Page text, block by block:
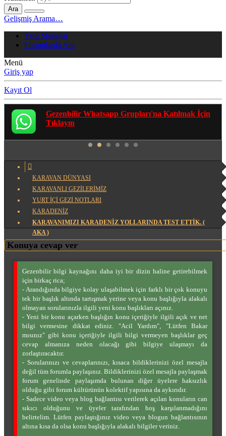
Ara
Gelişmiş Arama…
Yeni Mesajlar
Forumlarda Ara
Menü
Giriş yap
Kayıt Ol
Gezenbilir Whatsapp Grupları'na Katılmak İçin
Tıklayın
KARAVAN DÜNYASI
KARAVANLI GEZİLERİMİZ
YURT İÇİ GEZİ NOTLARI
KARADENİZ
KARAVANIMIZI KARADENIZ YOLLARINDA TEST ETTIK. (
AKA )
Konuya cevap ver
Gezenbilir bilgi kaynağını daha iyi bir dizin haline getirebilmek
için birkaç rica;
- Arandığında bilgiye kolay ulaşabilmek için farklı bir çok konuyu
tek bir başlık altında tartışmak yerine veya konu başlığıyla alakalı
olmayan sorularınızla ilgili yeni konu başlıkları açınız.
- Yeni bir konu açarken başlığın konu içeriğiyle ilgili açık ve net
bilgi vermesine dikkat ediniz. "Acil Yardım", "Lütfen Bakar
mısınız" gibi konu içeriğiyle ilgili bilgi vermeyen başlıklar geç
cevap almanıza neden olacağı gibi bilgiye ulaşmayı da
zorlaştıracaktır.
- Sorularınızı ve cevaplarınızı, kısaca bildiklerinizi özel mesajla
değil tüm forumla paylaşınız. Bildiklerinizi özel mesajla paylaşmak
forum genelinde paylaşımda bulunan diğer üyelere haksızlık
olduğu gibi forum kültürünün kolektif yapısına da aykırıdır.
- Sadece video veya blog bağlantısı verilerek açılan konuların can
sıkıcı olduğunu ve üyeler tarafından hoş karşılanmadığını
belirtelim. Lütfen paylaştığınız video veya blogun bağlantısının
altına kısa da olsa konu başlığıyla alakalı bilgiler veriniz.